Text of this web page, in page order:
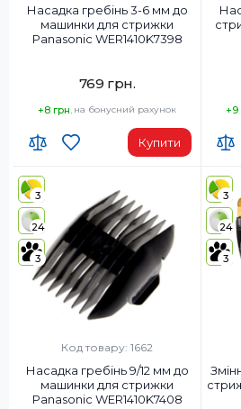
Насадка гребінь 3-6 мм до
машинки для стрижки
Panasonic WER1410K7398
769 грн.
+8 грн. на бонусний рахунок
Купити
+9
3
24
3
Код товару: 1662
Насадка гребінь 9/12 мм до
машинки для стрижки
Panasonic WER1410K7408
3
24
3